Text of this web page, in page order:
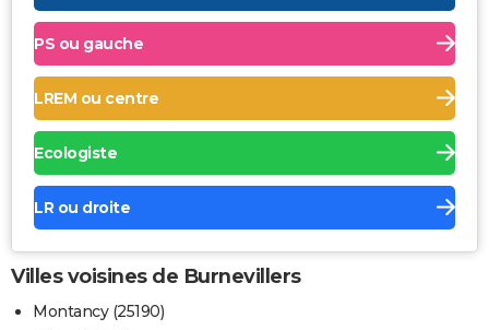
PS ou gauche
LREM ou centre
Ecologiste
LR ou droite
Villes voisines de Burnevillers
Montancy (25190)